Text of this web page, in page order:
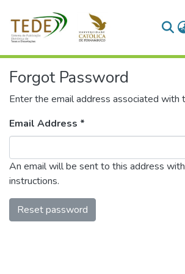
All of DSpace
Forgot Password
Enter the email address associated with
Email Address *
An email will be sent to this address
instructions.
Reset password